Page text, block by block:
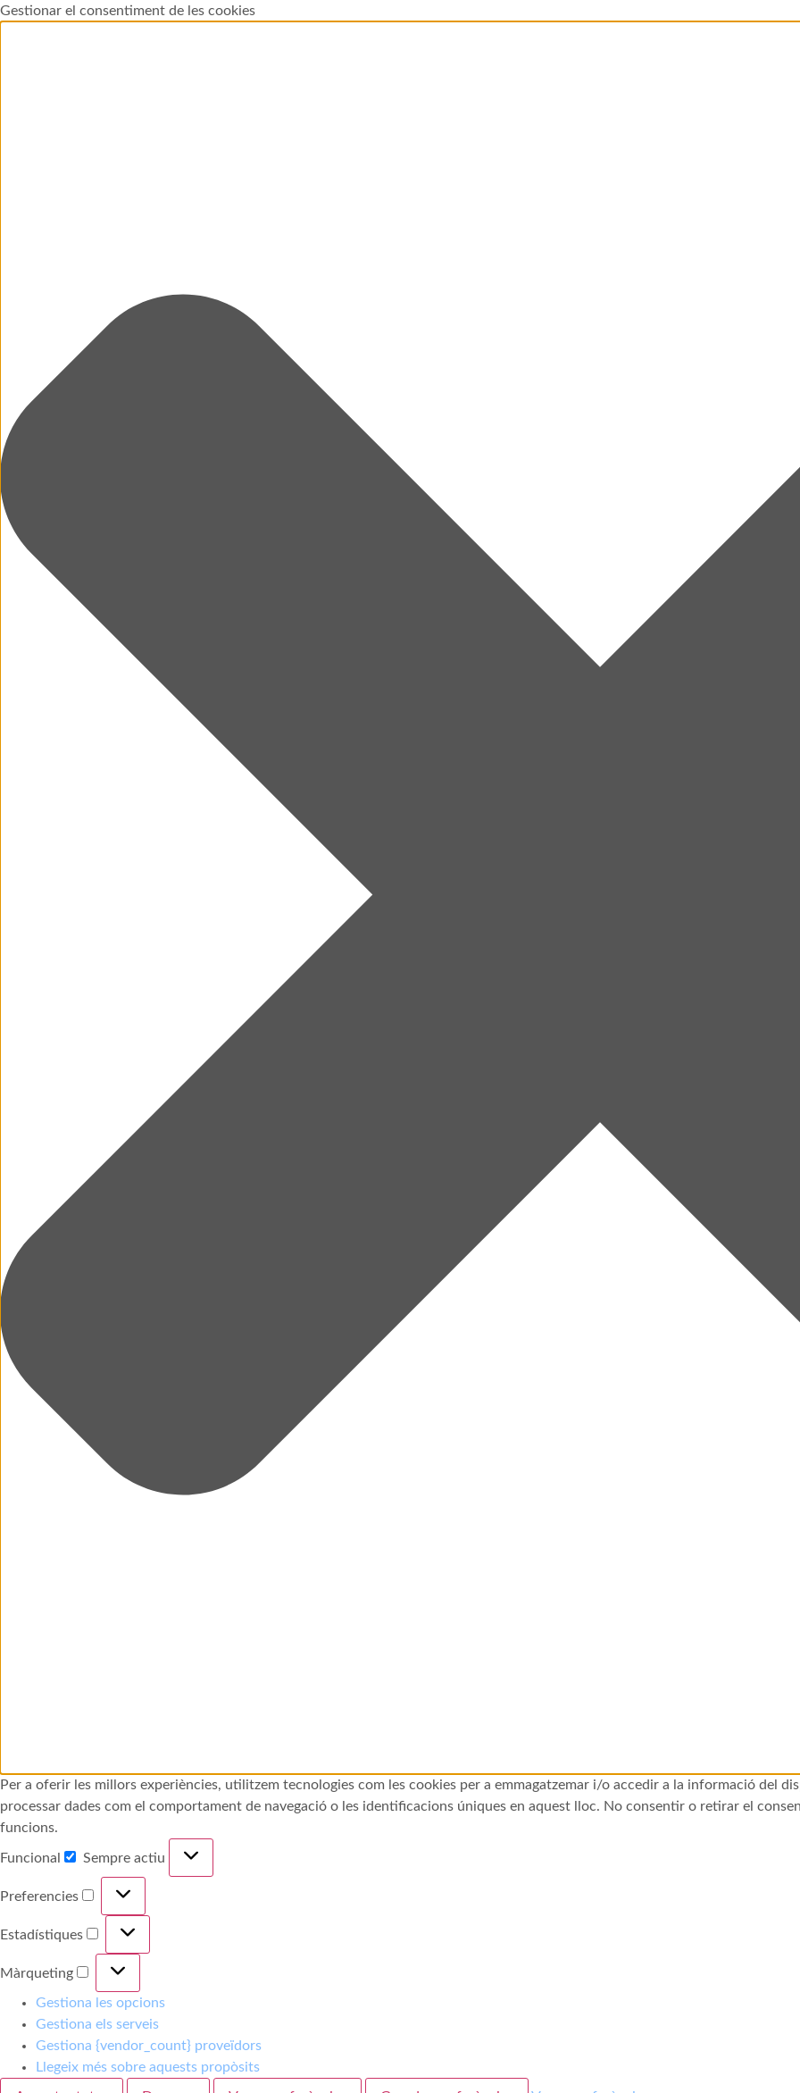
Gestionar el consentiment de les cookies
Per a oferir les millors experiències, utilitzem tecnologies com les cookies per a emmagatzemar i/o accedir a la informació del
processar dades com el comportament de navegació o les identificacions úniques en aquest lloc. No consentir o retirar el
funcions.
Funcional Sempre actiu
Preferencies
Estadístiques
Màrqueting
Gestiona les opcions
Gestiona els serveis
Gestiona {vendor_count} proveïdors
Llegeix més sobre aquests propòsits